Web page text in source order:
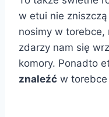
w etui nie
nosimy w torebce,
zdarzy nam się
komory. Ponadto
znaleźć w torebce